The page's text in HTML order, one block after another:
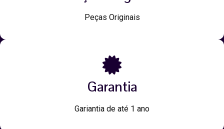
Peças Originais
Garantia
Gariantia de até 1 ano